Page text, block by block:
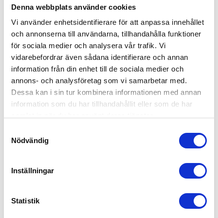
Denna webbplats använder cookies
Vi använder enhetsidentifierare för att anpassa innehållet
och annonserna till användarna, tillhandahålla funktioner
för sociala medier och analysera vår trafik. Vi
vidarebefordrar även sådana identifierare och annan
information från din enhet till de sociala medier och
annons- och analysföretag som vi samarbetar med.
Dessa kan i sin tur kombinera informationen med annan
information som du har tillhandahållit eller som de har
Nödvändig
Inställningar
Statistik
Varningsskylt bred last |
Vikbar|1200 x 400 x 2 mm
KÖP
ADR-SKYLT NEUTRAL,
HORISONTELLT VIKBAR